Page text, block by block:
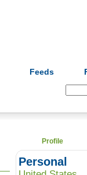
Feeds
Profile
Personal